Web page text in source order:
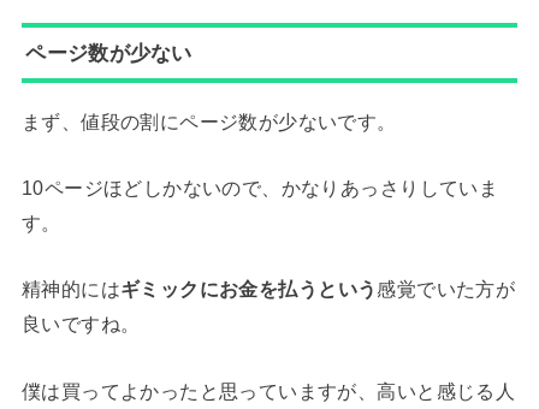
ページ数が少ない
まず、値段の割にページ数が少ないです。
10ページほどしかないので、かなりあっさりしていま
す。
精神的にはギミックにお金を払うという感覚でいた方が
良いですね。
僕は買ってよかったと思っていますが、高いと感じる人